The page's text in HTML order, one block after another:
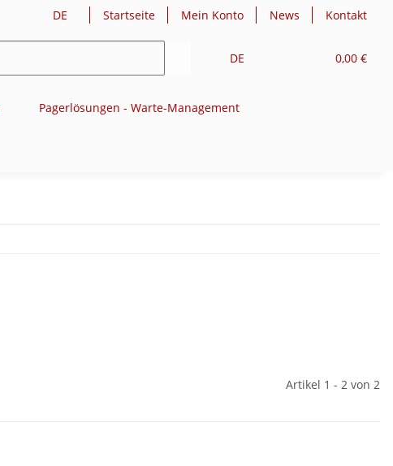
DE Startseite Mein Konto News Kontakt
DE 0,00 €
Pagerlösungen - Warte-Management
Artikel 1 - 2 von 2